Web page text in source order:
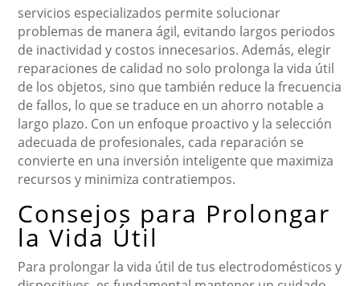
servicios especializados permite solucionar
problemas de manera ágil, evitando largos periodos
de inactividad y costos innecesarios. Además, elegir
reparaciones de calidad no solo prolonga la vida útil
de los objetos, sino que también reduce la frecuencia
de fallos, lo que se traduce en un ahorro notable a
largo plazo. Con un enfoque proactivo y la selección
adecuada de profesionales, cada reparación se
convierte en una inversión inteligente que maximiza
recursos y minimiza contratiempos.
Consejos para Prolongar
la Vida Útil
Para prolongar la vida útil de tus electrodomésticos y